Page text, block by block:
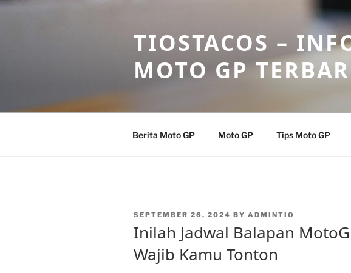
Skip
TIOSTACOS –
MOTO GP
Berita Moto GP Moto GP Tips Moto GP
POSTED
SEPTEMBER 26, 2024 BY ADMINTIO
Inilah Jadwal Balapan
Wajib Kamu Tonton